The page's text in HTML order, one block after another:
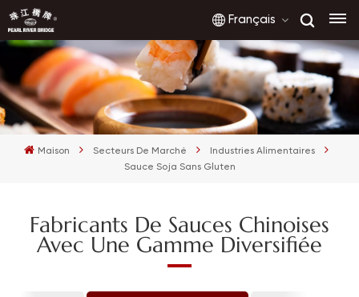
Français
English
français
русский
Maison Secteurs De Marché
Industries Alimentaires
Sauce Soja Sans Gluten
Fabricants De Sauces Chinoises
Avec Une Gamme Diversifiée